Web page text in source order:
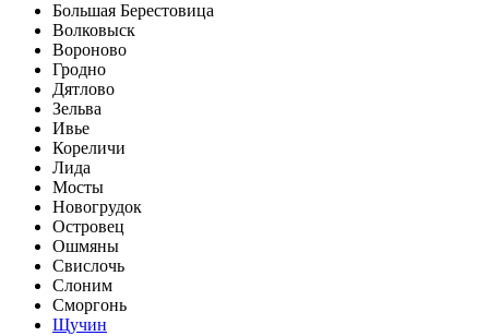
Большая Берестовица
Волковыск
Вороново
Гродно
Дятлово
Зельва
Ивье
Кореличи
Лида
Мосты
Новогрудок
Островец
Ошмяны
Свислочь
Слоним
Сморгонь
Щучин